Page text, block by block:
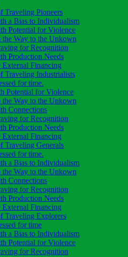
Traveling Pioneers
a Bias to Individualism
Potential for Violence
Way to the Unkown
for Recognition
Production Needs
Financing
Traveling Industrialists
for time.
Potential for Violence
Way to the Unkown
Connections
for Recognition
Production Needs
Financing
Traveling Generals
for time.
a Bias to Individualism
Way to the Unkown
Connections
for Recognition
Production Needs
Financing
Traveling Explorers
for time
a Bias to Individualism
Potential for Violence
for Recognition